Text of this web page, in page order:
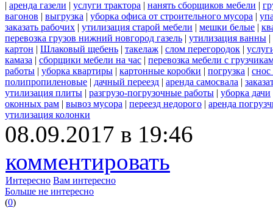
| аренда газели | услуги трактора | нанять сборщиков мебели |
вагонов | выгрузка | уборка офиса от строительного мусора |
заказать рабочих | утилизация старой мебели | мешки белые |
перевозка грузов нижний новгород газель | утилизация ванны |
картон | Шлаковый щебень | такелаж | слом перегородок |
камаза | сборщики мебели на час | перевозка мебели с
работы | уборка квартиры | картонные коробки | погрузка | снос
полипропиленовые | дачный переезд | аренда самосвала |
утилизация плиты | разгрузо-погрузочные работы | уборка дачи
оконных рам | вывоз мусора | переезд недорого | аренда
утилизация колонки
08.09.2017 в 19:46
комментировать
Интересно Вам интересно
Больше не интересно
(0)